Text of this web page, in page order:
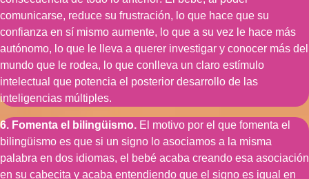
comunicarse, reduce su frustración, lo que hace que su
confianza en sí mismo aumente, lo que a su vez le hace más
autónomo, lo que le lleva a querer investigar y conocer más del
mundo que le rodea, lo que conlleva un claro estímulo
intelectual que potencia el posterior desarrollo de las
inteligencias múltiples.
6. Fomenta el bilingüismo. El motivo por el que fomenta el
bilingüismo es que si un signo lo asociamos a la misma
palabra en dos idiomas, el bebé acaba creando esa asociación
en su cabecita y acaba entendiendo que el signo es igual en